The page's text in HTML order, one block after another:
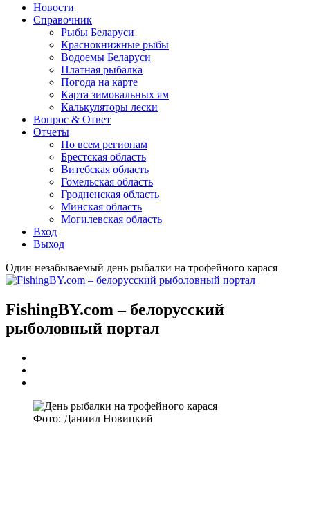
Новости
Справочник
Рыбы Беларуси
Краснокнижные рыбы
Водоемы Беларуси
Платная рыбалка
Погода на карте
Карта зимовальных ям
Калькуляторы лески
Вопрос & Ответ
Отчеты
По всем регионам
Брестская область
Витебская область
Гомельская область
Гродненская область
Минская область
Могилевская область
Вход
Выход
Один незабываемый день рыбалки на трофейного карася
FishingBY.com – белорусский
рыболовный портал
Фото: Даниил Новицкий